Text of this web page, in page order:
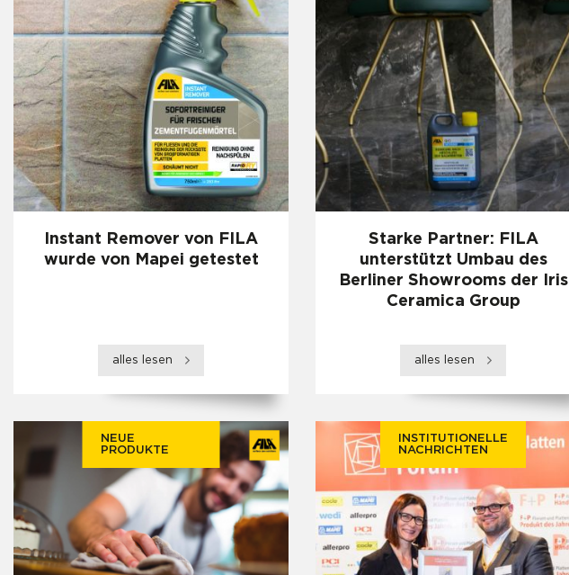
Instant Remover von FILA
wurde von Mapei getestet
alles lesen
Starke Partner: FILA
unterstützt Umbau des
Berliner Showrooms der Iris
Ceramica Group
alles lesen
NEUE
PRODUKTE
INSTITUTIONELLE
NACHRICHTEN